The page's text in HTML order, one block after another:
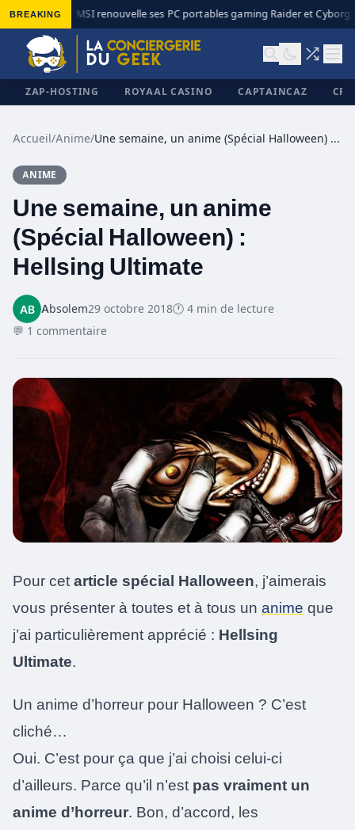
BREAKING◆ MSI renouvelle ses PC portables gaming Raider et Cyborg
ZAP-HOSTING ROYAAL CASINO CAPTAINCAZ
Accueil/Anime/ Une semaine, un anime (Spécial Halloween) : Hellsing Ultimate
ANIME
Une semaine, un anime
(Spécial Halloween) :
Hellsing Ultimate
Absolem29 octobre 2018🕐 4 min de lecture
💬 1 commentaire
Pour cet article spécial Halloween, j’aimerais
vous présenter à toutes et à tous un anime que
j’ai particulièrement apprécié : Hellsing
Ultimate.
Un anime d’horreur pour Halloween ? C’est
cliché…
Oui. C’est pour ça que j’ai choisi celui-ci
d’ailleurs. Parce qu’il n’est pas vraiment un
anime d’horreur. Bon, d’accord, les